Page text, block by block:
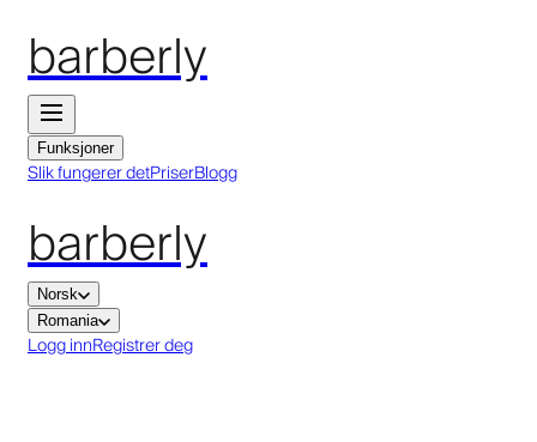
barberly
Funksjoner
Slik fungerer detPriserBlogg
barberly
Norsk
Romania
Logg innRegistrer deg